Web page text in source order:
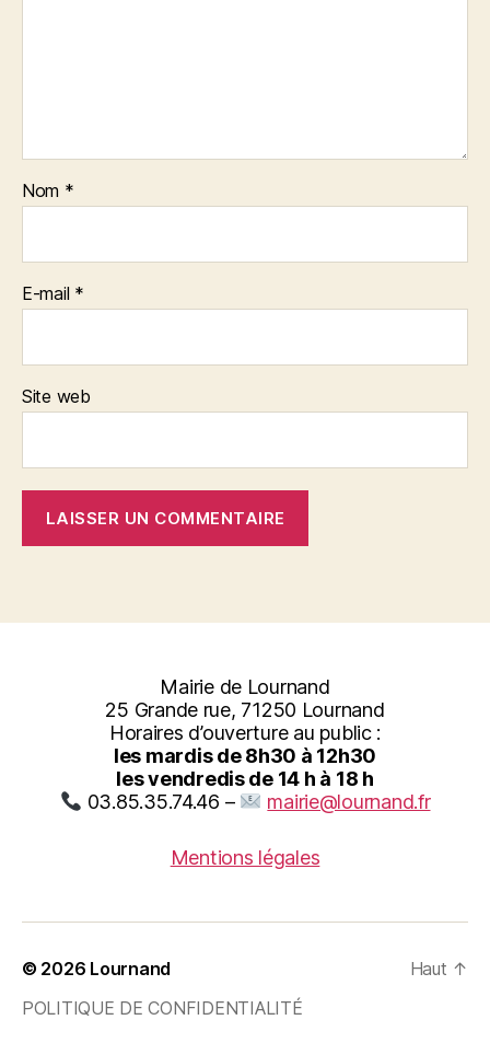
Nom *
E-mail *
Site web
Mairie de Lournand
25 Grande rue, 71250 Lournand
Horaires d’ouverture au public :
les mardis de 8h30 à 12h30
les vendredis de 14 h à 18 h
03.85.35.74.46 –
mairie@lournand.fr
Mentions légales
© 2026 Lournand
POLITIQUE DE CONFIDENTIALITÉ
Haut ↑